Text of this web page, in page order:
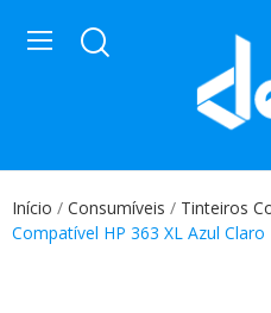
Início Consumíveis Tinteiros
Compatível HP 363 XL Azul Claro